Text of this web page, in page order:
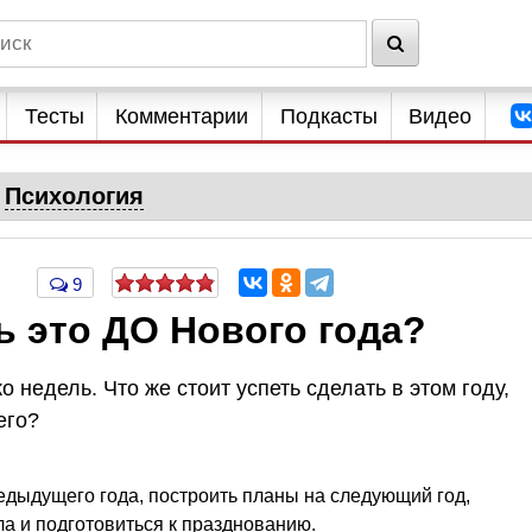
Тесты Комментарии Подкасты Видео
Психология
9
это ДО Нового года?
недель. Что же стоит успеть сделать в этом году,
года, построить планы на следующий год,
и подготовиться к празднованию.